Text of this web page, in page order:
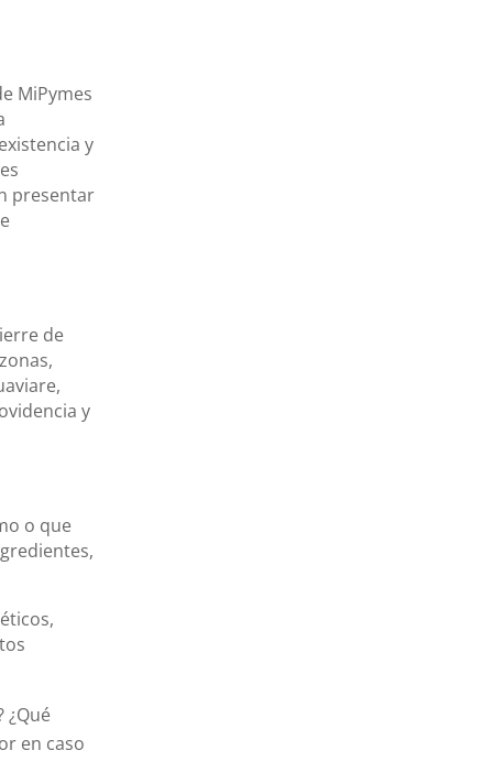
MiPymes
y
presentar
de
y
o que
¿Qué
en caso